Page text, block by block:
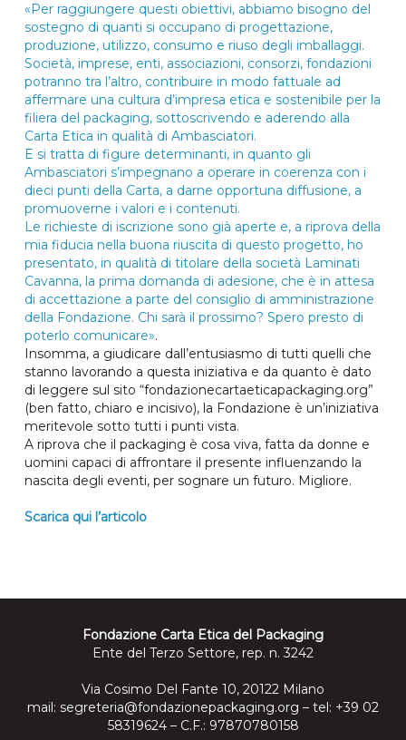
«Per raggiungere questi obiettivi, abbiamo bisogno del
sostegno di quanti si occupano di progettazione,
produzione, utilizzo, consumo e riuso degli imballaggi.
Società, imprese, enti, associazioni, consorzi, fondazioni
potranno tra l’altro, contribuire in modo fattuale ad
affermare una cultura d’impresa etica e sostenibile per la
filiera del packaging, sottoscrivendo e aderendo alla
Carta Etica in qualità di Ambasciatori.
E si tratta di figure determinanti, in quanto gli
Ambasciatori s’impegnano a operare in coerenza con i
dieci punti della Carta, a darne opportuna diffusione, a
promuoverne i valori e i contenuti.
Le richieste di iscrizione sono già aperte e, a riprova della
mia fiducia nella buona riuscita di questo progetto, ho
presentato, in qualità di titolare della società Laminati
Cavanna, la prima domanda di adesione, che è in attesa
di accettazione a parte del consiglio di amministrazione
della Fondazione. Chi sarà il prossimo? Spero presto di
poterlo comunicare».
Insomma, a giudicare dall’entusiasmo di tutti quelli che
stanno lavorando a questa iniziativa e da quanto è dato
di leggere sul sito “fondazionecartaeticapackaging.org”
(ben fatto, chiaro e incisivo), la Fondazione è un’iniziativa
meritevole sotto tutti i punti vista.
A riprova che il packaging è cosa viva, fatta da donne e
uomini capaci di affrontare il presente influenzando la
nascita degli eventi, per sognare un futuro. Migliore.
Scarica qui l’articolo
Fondazione Carta Etica del Packaging
Ente del Terzo Settore, rep. n. 3242
Via Cosimo Del Fante 10, 20122 Milano
mail: segreteria@fondazionepackaging.org – tel: +39 02
58319624 – C.F.: 97870780158